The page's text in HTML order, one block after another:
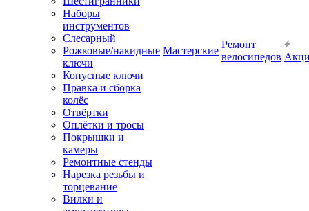
Наборы
инструментов
Слесарный
Рожковые/накидные
ключи
Конусные ключи
Правка и сборка
колёс
Отвёртки
Оплётки и тросы
Покрышки и
камеры
Ремонтные стенды
Нарезка резьбы и
торцевание
Вилки и
Мастерские
Ремонт
велосипедов